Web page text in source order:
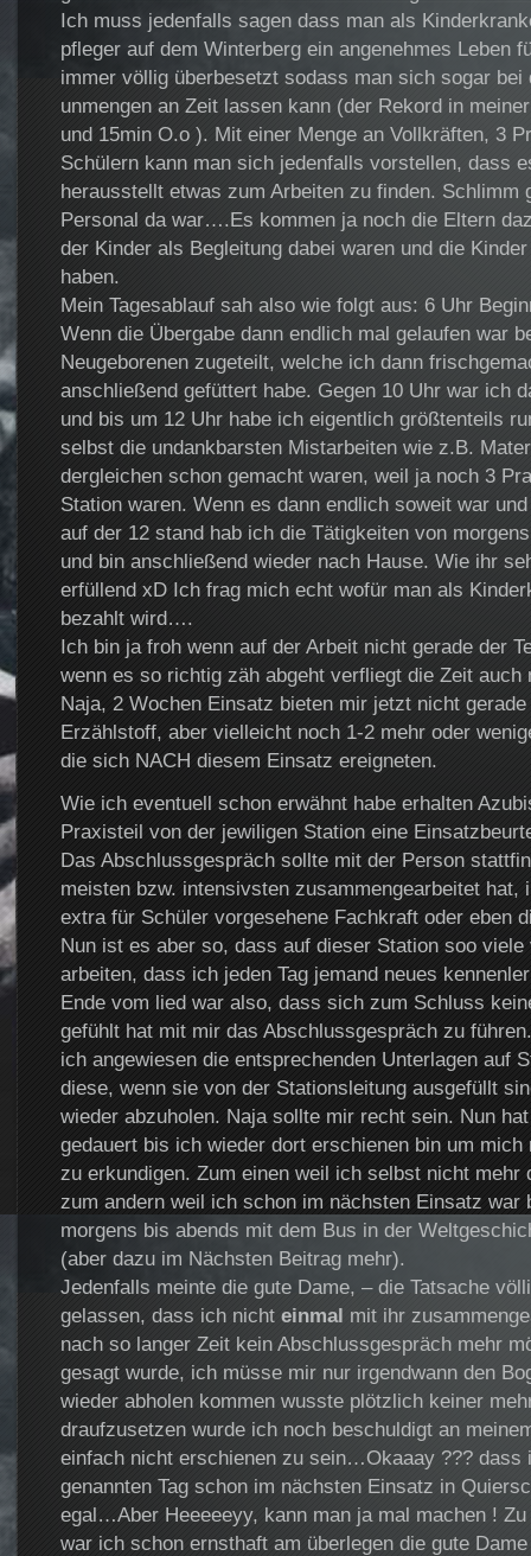
Ich muss jedenfalls sagen dass man als
pfleger auf dem Winterberg ein angenehmes Leben
immer völlig überbesetzt sodass man sich sogar bei
unmengen an Zeit lassen kann (der Rekord in
und 15min O.o ). Mit einer Menge an Vollkräften, 3
Schülern kann man sich jedenfalls vorstellen, dass
herausstellt etwas zum Arbeiten zu finden. Schlimm
Personal da war….Es kommen ja noch die Eltern
der Kinder als Begleitung dabei waren und die
haben.
Mein Tagesablauf sah also wie folgt aus: 6 Uhr
Wenn die Übergabe dann endlich mal gelaufen war
Neugeborenen zugeteilt, welche ich dann
anschließend gefüttert habe. Gegen 10 Uhr war ich
und bis um 12 Uhr habe ich eigentlich größtenteils
selbst die undankbarsten Mistarbeiten wie z.B.
dergleichen schon gemacht waren, weil ja noch 3
Station waren. Wenn es dann endlich soweit war
auf der 12 stand hab ich die Tätigkeiten von
und bin anschließend wieder nach Hause. Wie ihr
erfüllend xD Ich frag mich echt wofür man als
bezahlt wird….
Ich bin ja froh wenn auf der Arbeit nicht gerade der
wenn es so richtig zäh abgeht verfliegt die Zeit auch
Naja, 2 Wochen Einsatz bieten mir jetzt nicht gerade
Erzählstoff, aber vielleicht noch 1-2 mehr oder
die sich NACH diesem Einsatz ereigneten.
Wie ich eventuell schon erwähnt habe erhalten
Praxisteil von der jewiligen Station eine
Das Abschlussgespräch sollte mit der Person
meisten bzw. intensivsten zusammengearbeitet hat,
extra für Schüler vorgesehene Fachkraft oder eben
Nun ist es aber so, dass auf dieser Station soo viele
arbeiten, dass ich jeden Tag jemand neues
Ende vom lied war also, dass sich zum Schluss
gefühlt hat mit mir das Abschlussgespräch zu
ich angewiesen die entsprechenden Unterlagen auf
diese, wenn sie von der Stationsleitung ausgefüllt
wieder abzuholen. Naja sollte mir recht sein. Nun
gedauert bis ich wieder dort erschienen bin um mich
zu erkundigen. Zum einen weil ich selbst nicht mehr
zum andern weil ich schon im nächsten Einsatz war
morgens bis abends mit dem Bus in der
(aber dazu im Nächsten Beitrag mehr).
Jedenfalls meinte die gute Dame, – die Tatsache
gelassen, dass ich nicht einmal mit ihr
nach so langer Zeit kein Abschlussgespräch mehr
gesagt wurde, ich müsse mir nur irgendwann den
wieder abholen kommen wusste plötzlich keiner
draufzusetzen wurde ich noch beschuldigt an
einfach nicht erschienen zu sein…Okaaay ??? dass
genannten Tag schon im nächsten Einsatz in
egal…Aber Heeeeeyy, kann man ja mal machen !
war ich schon ernsthaft am überlegen die gute